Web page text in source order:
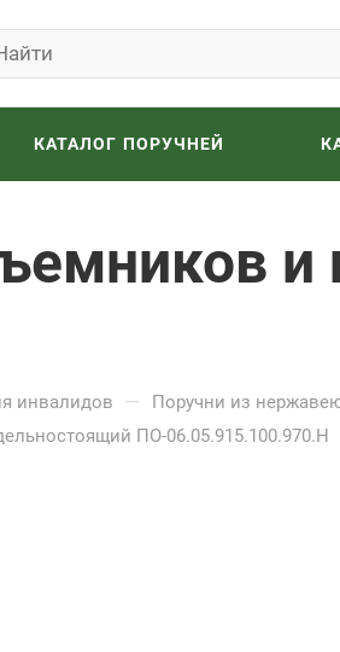
КАТАЛОГ ПОРУЧНЕЙ
и
инвалидов — Поручни из
ПО-06.05.915.100.970.Н